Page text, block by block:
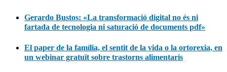
Gerardo Bustos: «La transformació digital no és ni
fartada de tecnologia ni saturació de documents pdf»
El paper de la família, el sentit de la vida o la ortorexia, en
un webinar gratuït sobre trastorns alimentaris